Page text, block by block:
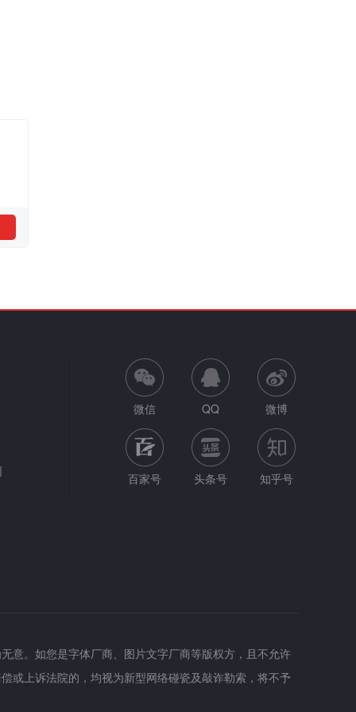
微信 QQ 微博
百家号 头条号 知乎号
意。如您是字体厂商、图片文字厂商等版权方，且不允许
或上诉法院的，均视为新型网络碰瓷及敲诈勒索，将不予